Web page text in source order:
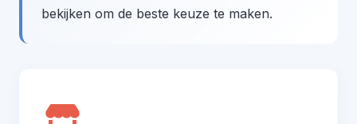
bekijken om de beste keuze te maken.